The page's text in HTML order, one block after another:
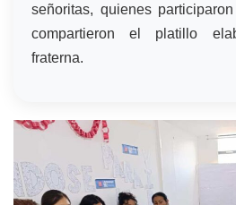
señoritas, quienes
compartieron el platillo
fraterna.